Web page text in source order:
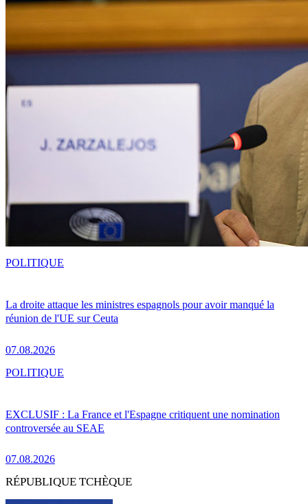
La droite attaque les ministres espagnols pour avoir manqué la
réunion de l'UE sur Ceuta
07.08.2026
POLITIQUE
EXCLUSIF : La France et l'Espagne critiquent une nomination
controversée au SEAE
07.08.2026
POLITIQUE
RÉPUBLIQUE TCHÈQUE